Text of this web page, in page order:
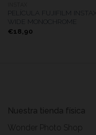
PELÍCULA FUJIFILM INSTAX
WIDE MONOCHROME
€18,90
Nuestra tienda física
Wonder Photo Shop